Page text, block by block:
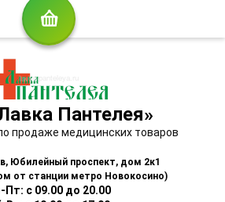
Пантелея»
продаже медицинских товаров
Юбилейный проспект, дом 2к1
от станции метро Новокосино)
Пт: с 09.00 до 20.00